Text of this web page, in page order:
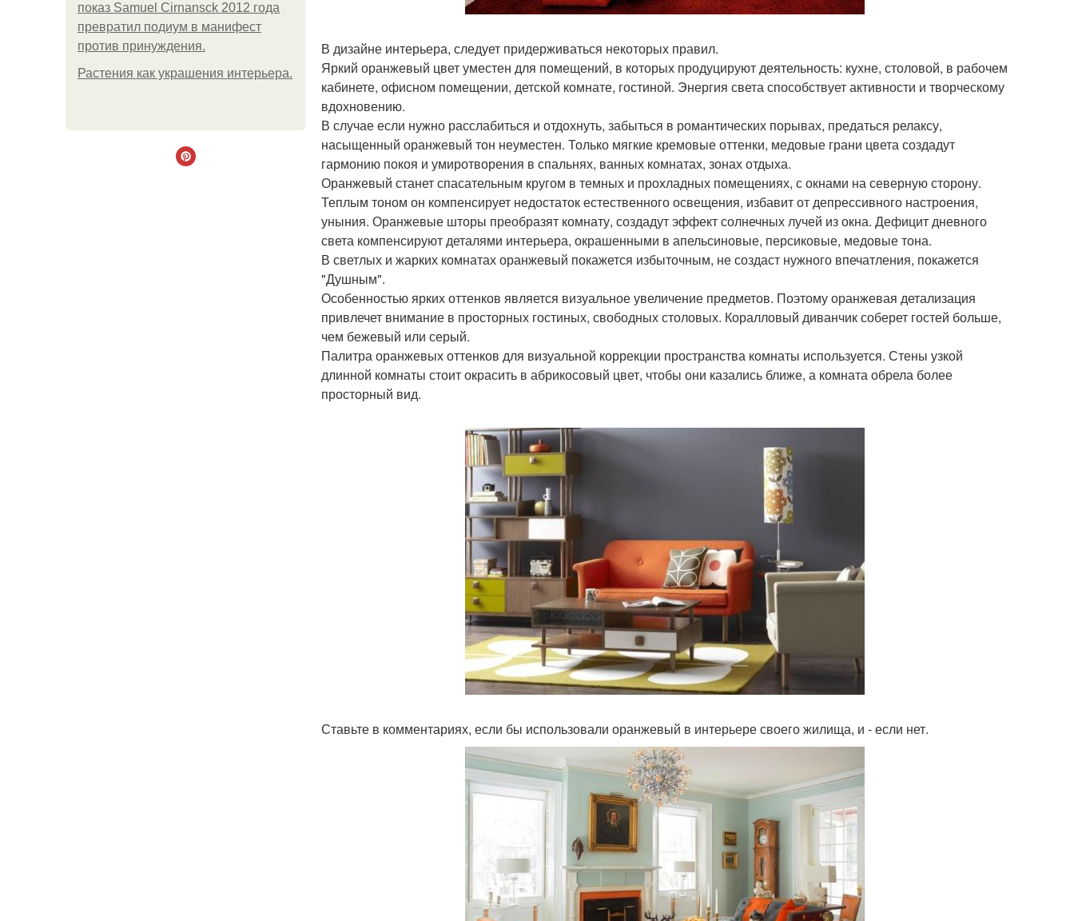
показ Samuel Cirnansck 2012 года
превратил подиум в манифест
против принуждения.
Растения как украшения интерьера.
В дизайне интерьера, следует придерживаться некоторых правил.
Яркий оранжевый цвет уместен для помещений, в которых продуцируют деятельность: кухне, столовой, в рабочем
кабинете, офисном помещении, детской комнате, гостиной. Энергия света способствует активности и творческому
вдохновению.
В случае если нужно расслабиться и отдохнуть, забыться в романтических порывах, предаться релаксу,
насыщенный оранжевый тон неуместен. Только мягкие кремовые оттенки, медовые грани цвета создадут
гармонию покоя и умиротворения в спальнях, ванных комнатах, зонах отдыха.
Оранжевый станет спасательным кругом в темных и прохладных помещениях, с окнами на северную сторону.
Теплым тоном он компенсирует недостаток естественного освещения, избавит от депрессивного настроения,
уныния. Оранжевые шторы преобразят комнату, создадут эффект солнечных лучей из окна. Дефицит дневного
света компенсируют деталями интерьера, окрашенными в апельсиновые, персиковые, медовые тона.
В светлых и жарких комнатах оранжевый покажется избыточным, не создаст нужного впечатления, покажется
"Душным".
Особенностью ярких оттенков является визуальное увеличение предметов. Поэтому оранжевая детализация
привлечет внимание в просторных гостиных, свободных столовых. Коралловый диванчик соберет гостей больше,
чем бежевый или серый.
Палитра оранжевых оттенков для визуальной коррекции пространства комнаты используется. Стены узкой
длинной комнаты стоит окрасить в абрикосовый цвет, чтобы они казались ближе, а комната обрела более
просторный вид.
Ставьте в комментариях, если бы использовали оранжевый в интерьере своего жилища, и - если нет.